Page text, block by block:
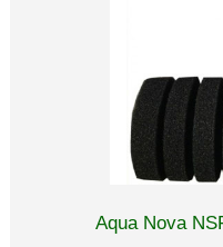
Aqua Nova